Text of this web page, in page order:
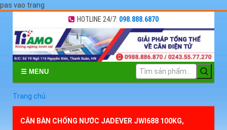
pas vao trang
HOTLINE 24/7: 098.888.6870
☰ MENU
Trang chủ
CÂN BÀN CHỐNG NƯỚC JADEVER JWI688 100KG,